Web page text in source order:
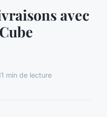
avec
min de lecture